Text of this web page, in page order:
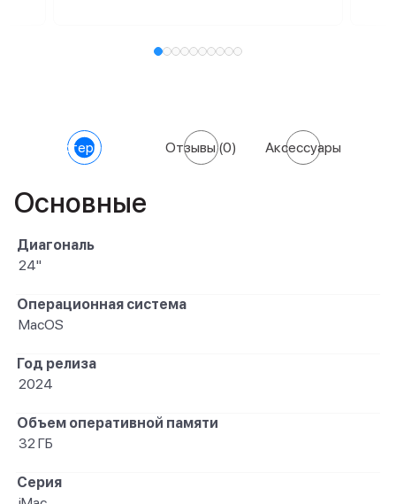
Характеристики Отзывы(0) Аксессуары
Основные
Диагональ
24"
Операционная система
MacOS
Год релиза
2024
Объем оперативной памяти
32 ГБ
Серия